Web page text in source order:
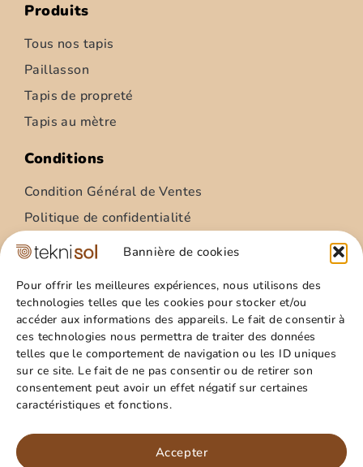
Bannière de cookies
Pour offrir les meilleures expériences, nous utilisons des
technologies telles que les cookies pour stocker et/ou
accéder aux informations des appareils. Le fait de consentir à
ces technologies nous permettra de traiter des données
telles que le comportement de navigation ou les ID uniques
sur ce site. Le fait de ne pas consentir ou de retirer son
consentement peut avoir un effet négatif sur certaines
caractéristiques et fonctions.
Accepter
Paillasson – relief palmes – 40x60cm
15,99€
Produits
Tous nos tapis
Paillasson
Tapis de propreté
Tapis au mètre
Conditions
Condition Général de Ventes
Politique de confidentialité
Condition Général Utilisation
Site
Qui sommes nous ?
Guide pratique
Favoris